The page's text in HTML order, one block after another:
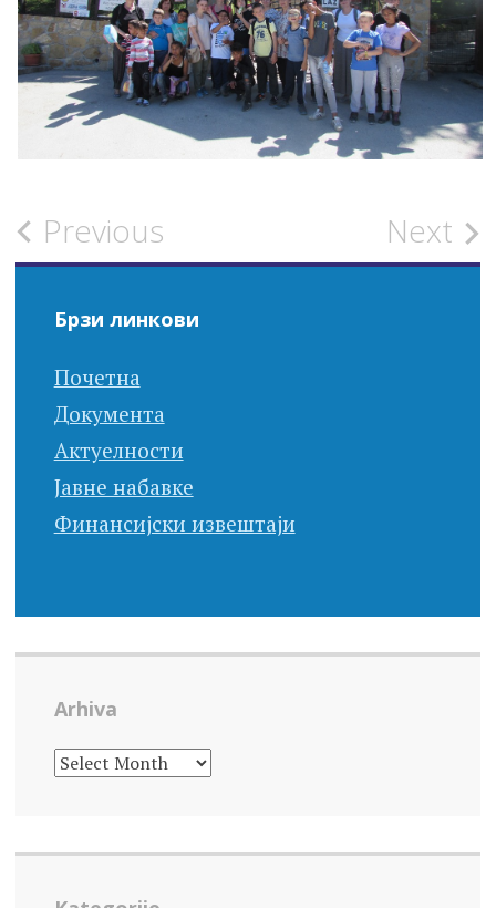
Post
navigation
Previous Next
Брзи линкови
Почетна
Документа
Актуелности
Јавне набавке
Финансијски извештаји
Arhiva
ARHIVA